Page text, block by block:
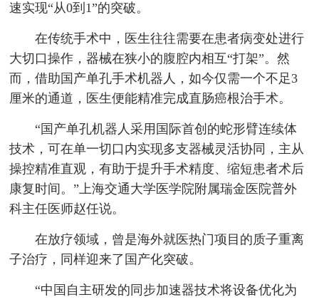
速实现“从0到1”的突破。
在传统手术中，医生往往需要在患者病变处进行
大切口操作，器械在狭小的腹腔内相互“打架”。然
而，借助国产单孔手术机器人，如今仅需一个不足3
厘米的通道，医生便能精准完成直肠癌根治手术。
“国产单孔机器人采用国际首创的蛇形臂连续体
技术，可在单一切口内实现多支器械灵活协同，主从
操控精准直观，有助于提升手术精度、缩短患者术后
康复时间。”上海交通大学医学院附属瑞金医院普外
科主任医师赵任说。
在放疗领域，曾是海外就医热门项目的质子重离
子治疗，同样迎来了国产化突破。
“中国自主研发的同步加速器技术将设备优化为